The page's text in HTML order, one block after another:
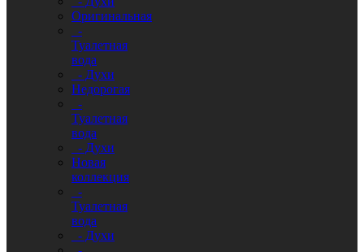
Оригинальная
-
Туалетная
вода
- Духи
Недорогая
-
Туалетная
вода
- Духи
Новая
коллекция
-
Туалетная
вода
- Духи